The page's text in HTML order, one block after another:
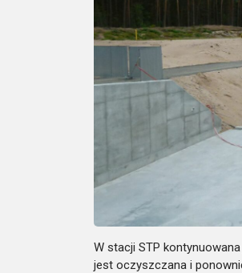
W stacji STP
jest oczyszczana i